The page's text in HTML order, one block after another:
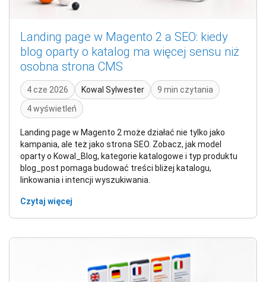
Landing page w Magento 2 a SEO: kiedy
blog oparty o katalog ma więcej sensu niż
osobna strona CMS
4 cze 2026 Kowal Sylwester
9 min czytania
4 wyświetleń
Landing page w Magento 2 może działać nie tylko jako
kampania, ale też jako strona SEO. Zobacz, jak model
oparty o Kowal_Blog, kategorie katalogowe i typ produktu
blog_post pomaga budować treści bliżej katalogu,
linkowania i intencji wyszukiwania.
Czytaj więcej